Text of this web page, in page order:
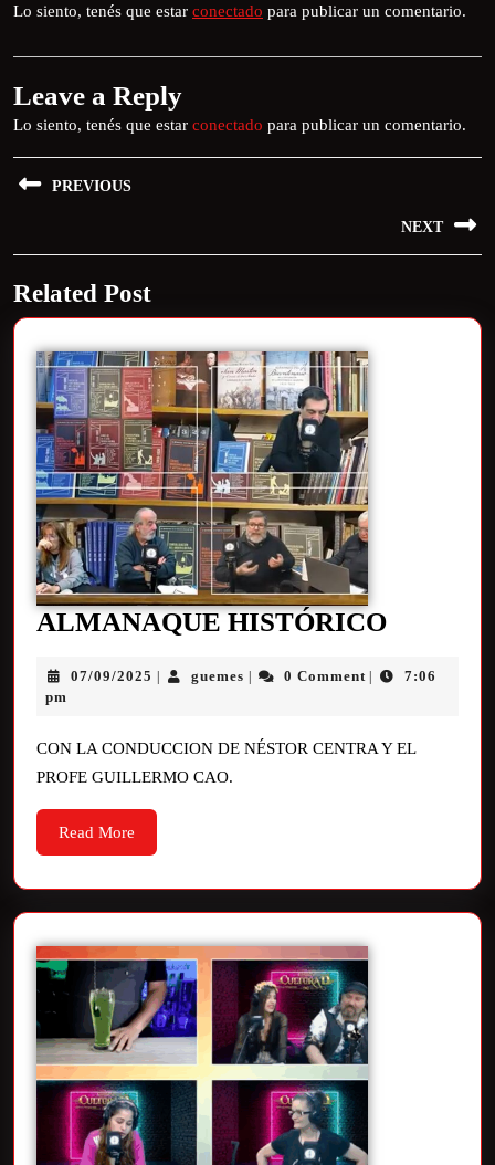
Lo siento, tenés que estar conectado para publicar un comentario.
Leave a Reply
Lo siento, tenés que estar conectado para publicar un comentario.
PREVIOUS
NEXT
Related Post
ALMANAQUE HISTÓRICO
07/09/2025 guemes 0 Comment
7:06
pm
CON LA CONDUCCION DE NÉSTOR CENTRA Y EL
PROFE GUILLERMO CAO.
Read More